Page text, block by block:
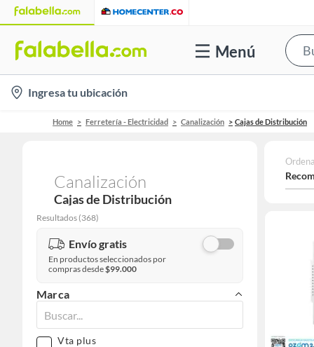
Menú
location-
icon
Ingresa tu ubicación
Home Ferretería - Electricidad Canalización Cajas de Distribución
Canalización
Cajas de Distribución
Resultados (368)
Envío gratis
En productos seleccionados por
compras desde$99.000
Marca
Vta plus